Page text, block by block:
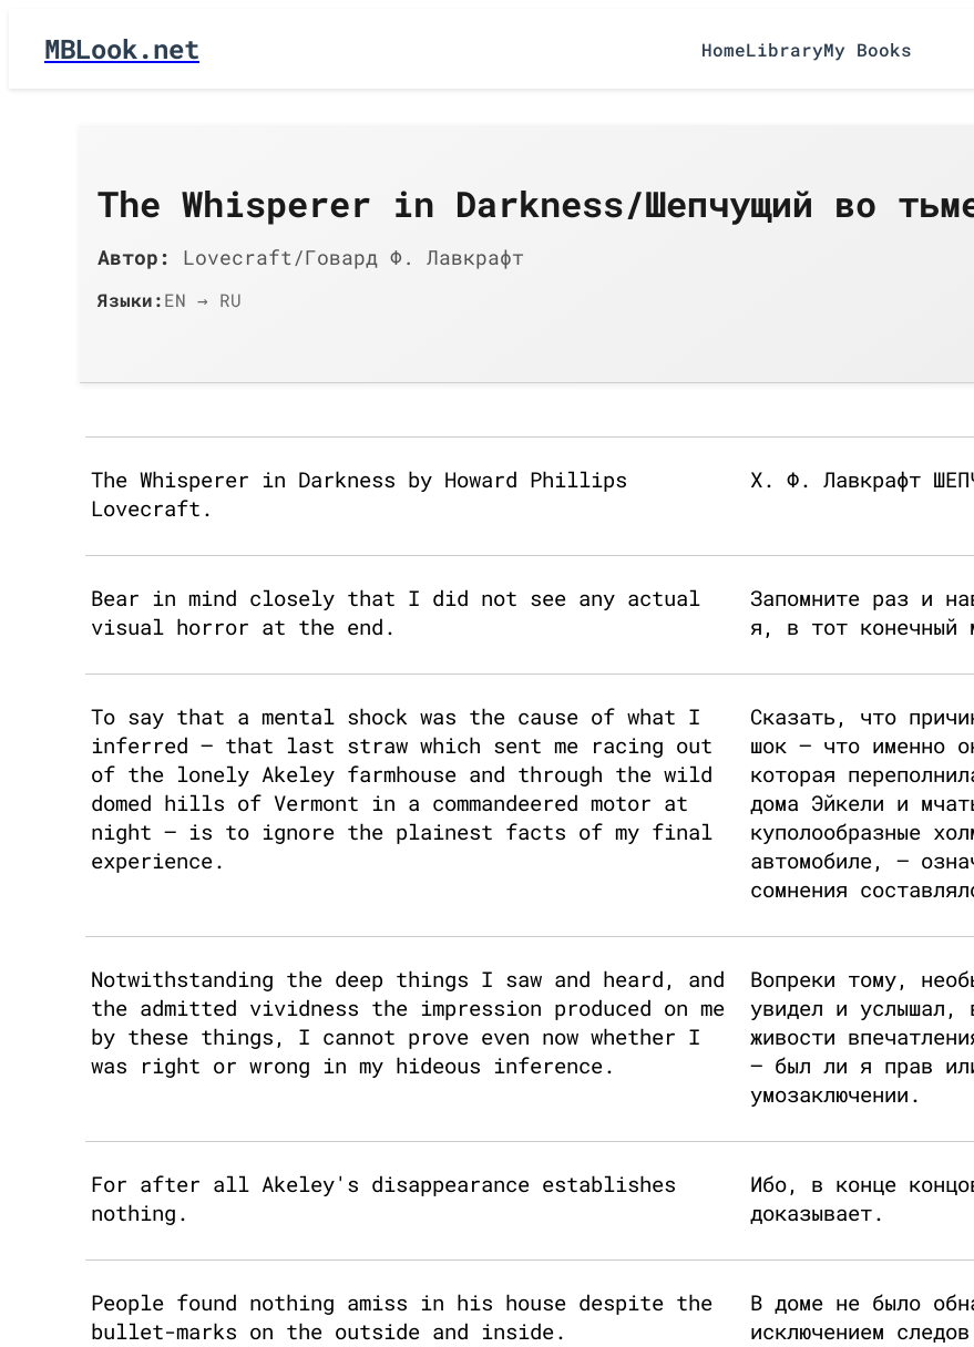
MBLook.net HomeLibraryMy Books
The Whisperer in Darkness/Шепчущий во
Автор: Lovecraft/Говард Ф. Лавкрафт
Языки:EN → RU
The Whisperer in Darkness by Howard Phillips
Lovecraft.
X. Ф. Лавкрафт
Bear in mind closely that I did not see any actual
visual horror at the end.
Запомните раз и
я, в тот конечный
To say that a mental shock was the cause of what I
inferred – that last straw which sent me racing out
of the lonely Akeley farmhouse and through the wild
domed hills of Vermont in a commandeered motor at
night – is to ignore the plainest facts of my final
experience.
Сказать, что
шок — что именно
которая
дома Эйкели и
куполообразные
автомобиле, —
сомнения
Notwithstanding the deep things I saw and heard, and
the admitted vividness the impression produced on me
by these things, I cannot prove even now whether I
was right or wrong in my hideous inference.
Вопреки тому,
увидел и услышал,
живости
— был ли я прав
умозаключении.
For after all Akeley's disappearance establishes
nothing.
Ибо, в конце
доказывает.
People found nothing amiss in his house despite the
bullet-marks on the outside and inside.
В доме не было
исключением